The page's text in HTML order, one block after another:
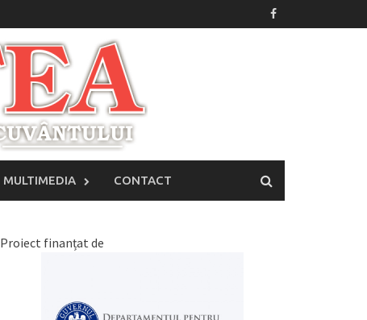
MULTIMEDIA CONTACT
Proiect finanțat de